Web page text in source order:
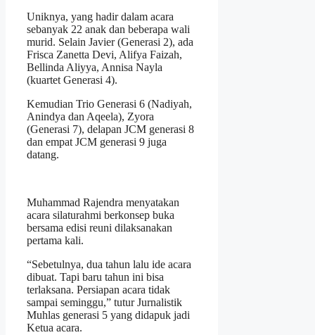
Uniknya, yang hadir dalam acara
sebanyak 22 anak dan beberapa wali
murid. Selain Javier (Generasi 2), ada
Frisca Zanetta Devi, Alifya Faizah,
Bellinda Aliyya, Annisa Nayla
(kuartet Generasi 4).
Kemudian Trio Generasi 6 (Nadiyah,
Anindya dan Aqeela), Zyora
(Generasi 7), delapan JCM generasi 8
dan empat JCM generasi 9 juga
datang.
Muhammad Rajendra menyatakan
acara silaturahmi berkonsep buka
bersama edisi reuni dilaksanakan
pertama kali.
“Sebetulnya, dua tahun lalu ide acara
dibuat. Tapi baru tahun ini bisa
terlaksana. Persiapan acara tidak
sampai seminggu,” tutur Jurnalistik
Muhlas generasi 5 yang didapuk jadi
Ketua acara.